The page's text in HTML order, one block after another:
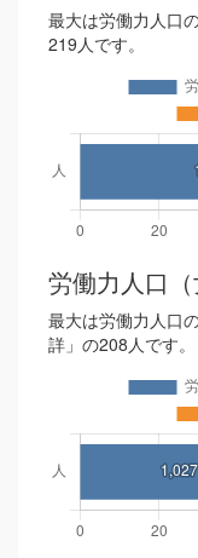
最大は労働力人口
219人です。
労働力人口（
最大は労働力人口
詳」の208人です。